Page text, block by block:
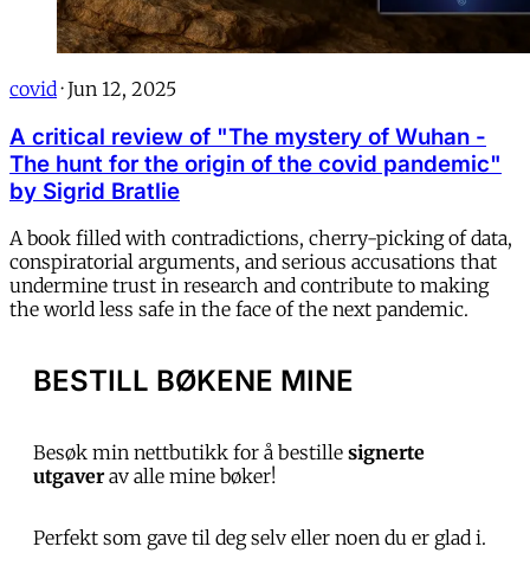
covid · Jun 12, 2025
A critical review of "The mystery of Wuhan -
The hunt for the origin of the covid pandemic"
by Sigrid Bratlie
A book filled with contradictions, cherry-picking of data,
conspiratorial arguments, and serious accusations that
undermine trust in research and contribute to making
the world less safe in the face of the next pandemic.
BESTILL BØKENE MINE
Besøk min nettbutikk for å bestille signerte
utgaverav alle mine bøker!
Perfekt som gave til deg selv eller noen du er glad i.